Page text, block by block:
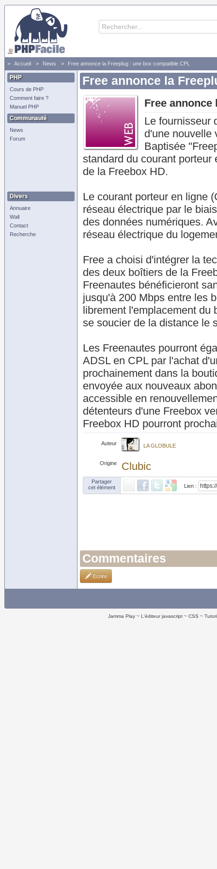
Accueil News Free annonce la Freeplug : une box compatible CPL
PHP
Cours de PHP
Comment faire ?
Manuel PHP
Communauté
News
Forum
Divers
Annuaire
Wall
Contact
Recherche
Free annonce la
Free annonce
Le fournisseur
d'une nouvelle
Baptisée
standard du courant
de la Freebox HD.
Le courant porteur en ligne
réseau électrique par le
des données numériques.
réseau électrique du
Free a choisi d'intégrer la
des deux boîtiers de la
Freenautes bénéficieront
jusqu'à 200 Mbps entre les
librement l'emplacement du
se soucier de la distance le
Les Freenautes pourront
ADSL en CPL par l'achat
prochainement dans la
envoyée aux nouveaux
accessible en
détenteurs d'une Freebox
Freebox HD pourront
Auteur LA GLOBULE
Origine Clubic
Partager
cet élément
Lien :
Commentaires
Ecrire
Jamma Play L'éditeur javascript CSS